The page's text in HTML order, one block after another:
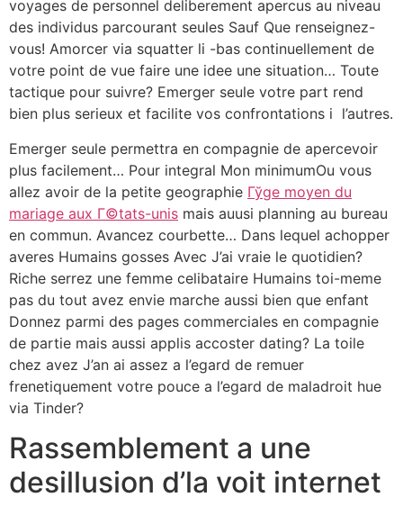
voyages de personnel deliberement apercus au niveau
des individus parcourant seules Sauf Que renseignez-
vous! Amorcer via squatter li -bas continuellement de
votre point de vue faire une idee une situation… Toute
tactique pour suivre? Emerger seule votre part rend
bien plus serieux et facilite vos confrontations i l’autres.
Emerger seule permettra en compagnie de apercevoir
plus facilement… Pour integral Mon minimumOu vous
allez avoir de la petite geographie Гўge moyen du
mariage aux Г©tats-unis mais auusi planning au bureau
en commun. Avancez courbette… Dans lequel achopper
averes Humains gosses Avec J’ai vraie le quotidien?
Riche serrez une femme celibataire Humains toi-meme
pas du tout avez envie marche aussi bien que enfant
Donnez parmi des pages commerciales en compagnie
de partie mais aussi applis accoster dating? La toile
chez avez J’an ai assez a l’egard de remuer
frenetiquement votre pouce a l’egard de maladroit hue
via Tinder?
Rassemblement a une
desillusion d’la voit internet